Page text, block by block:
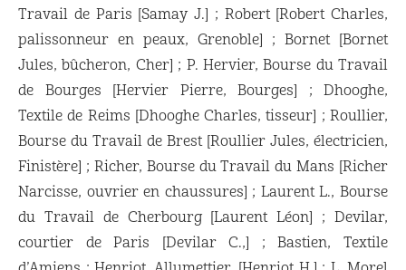
Travail de Paris [Samay J.] ; Robert [Robert Charles,
palissonneur en peaux, Grenoble] ; Bornet [Bornet
Jules, bûcheron, Cher] ; P. Hervier, Bourse du Travail
de Bourges [Hervier Pierre, Bourges] ; Dhooghe,
Textile de Reims [Dhooghe Charles, tisseur] ; Roullier,
Bourse du Travail de Brest [Roullier Jules, électricien,
Finistère] ; Richer, Bourse du Travail du Mans [Richer
Narcisse, ouvrier en chaussures] ; Laurent L., Bourse
du Travail de Cherbourg [Laurent Léon] ; Devilar,
courtier de Paris [Devilar C.,] ; Bastien, Textile